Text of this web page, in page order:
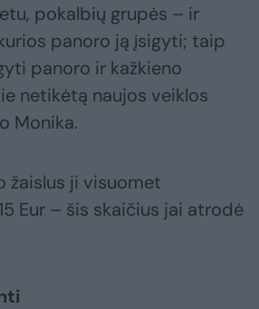
pokalbių grupės – ir
panoro ją įsigyti; taip
panoro ir kažkieno
netikėtą naujos veiklos
Monika.
žaislus ji visuomet
Eur – šis skaičius jai atrodė